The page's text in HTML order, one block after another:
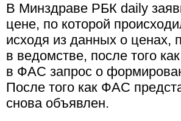
В Минздраве РБК daily
цене, по которой
исходя из данных о ценах,
в ведомстве, после того
в ФАС запрос о
После того как ФАС
снова объявлен.